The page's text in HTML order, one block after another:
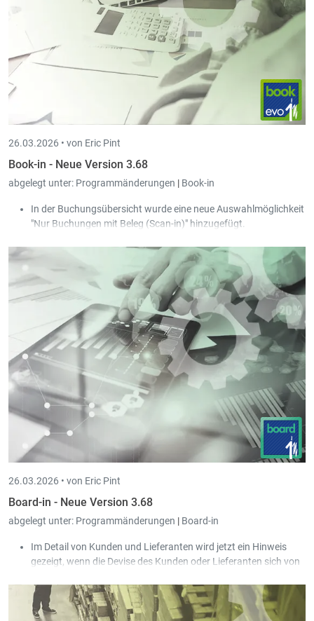
ebenfalls über die DECMAL der CCSS gemeldet.
Neue Lohnart „Abgelehnte Stunden Krankheit“ (HMALNA),
die in der täglichen Stundeneingabe verwendet werden
kann.
26.03.2026 • von Eric Pint
Book-in - Neue Version 3.68
abgelegt unter: Programmänderungen | Book-in
In der Buchungsübersicht wurde eine neue Auswahlmöglichkeit
"Nur Buchungen mit Beleg (Scan-in)" hinzugefügt.
Somit ist es nun möglich, dass mehrere Personen
gleichzeitig im selben Journal bestehende Buchungen
bearbeiten können.
Beim Erstellen einer neuen Buchung wird das Journal
wieder freigegeben, sobald die neue Buchung vom
Benutzer gespeichert wurde.
26.03.2026 • von Eric Pint
Board-in - Neue Version 3.68
abgelegt unter: Programmänderungen | Board-in
Im Detail von Kunden und Lieferanten wird jetzt ein Hinweis
gezeigt, wenn die Devise des Kunden oder Lieferanten sich von